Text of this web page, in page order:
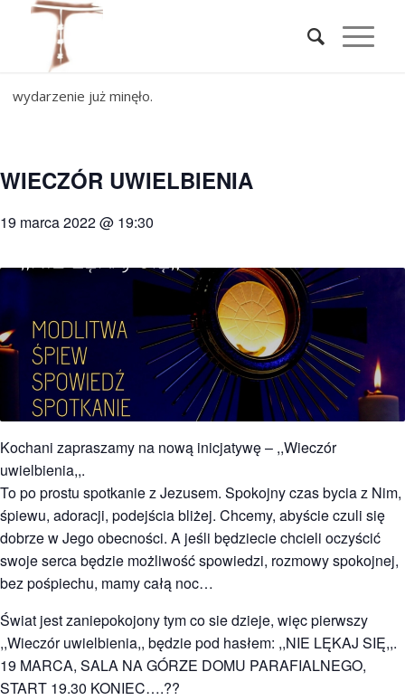
wydarzenie już minęło.
WIECZÓR UWIELBIENIA
19 marca 2022 @ 19:30
Kochani zapraszamy na nową inicjatywę – ,,Wieczór
uwielbienia,,.
To po prostu spotkanie z Jezusem. Spokojny czas bycia z Nim,
śpiewu, adoracji, podejścia bliżej. Chcemy, abyście czuli się
dobrze w Jego obecności. A jeśli będziecie chcieli oczyścić
swoje serca będzie możliwość spowiedzi, rozmowy spokojnej,
bez pośpiechu, mamy całą noc…
Świat jest zaniepokojony tym co sie dzieje, więc pierwszy
,,Wieczór uwielbienia,, będzie pod hasłem: ,,NIE LĘKAJ SIĘ,,.
19 MARCA, SALA NA GÓRZE DOMU PARAFIALNEGO,
START 19.30 KONIEC….??